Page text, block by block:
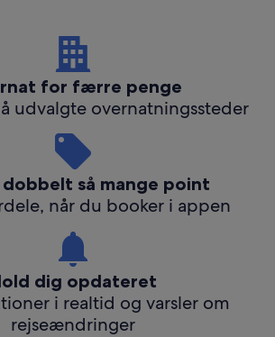
for færre penge
udvalgte overnatningssteder
så mange point
når du booker i appen
dig opdateret
i realtid og varsler om
rejseændringer